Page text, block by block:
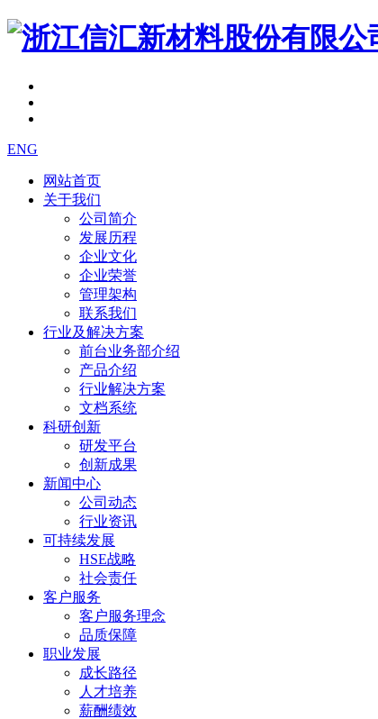
ENG
网站首页
关于我们
公司简介
发展历程
企业文化
企业荣誉
管理架构
联系我们
行业及解决方案
前台业务部介绍
产品介绍
行业解决方案
文档系统
科研创新
研发平台
创新成果
新闻中心
公司动态
行业资讯
可持续发展
HSE战略
社会责任
客户服务
客户服务理念
品质保障
职业发展
成长路径
人才培养
薪酬绩效